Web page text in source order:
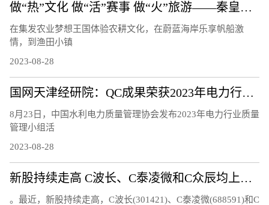
做“热”文化 做“活”赛事 做“火”旅游——秦皇岛文体旅融合发展观察
在集发农业梦想王国体验农耕文化，在蔚蓝海岸乐享帆船激
情，到渔田小镇
2023-08-28
国网天津经研院：QC成果荣获2023年电力行业质量管理小组活动成果三等奖
8月23日，中国水利电力质量管理协会发布2023年电力行业质量
管理小组活
2023-08-28
新股持续走高 C波长、C泰凌微和C众辰均上涨超过20%
。最近，新股持续走高，C波长(301421)、C泰凌微(688591)和C